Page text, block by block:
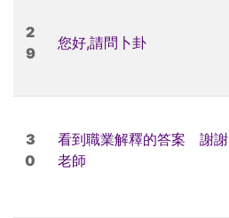
2
9
您好,請問卜卦
3
0
看到職業解釋的答案 謝謝
老師